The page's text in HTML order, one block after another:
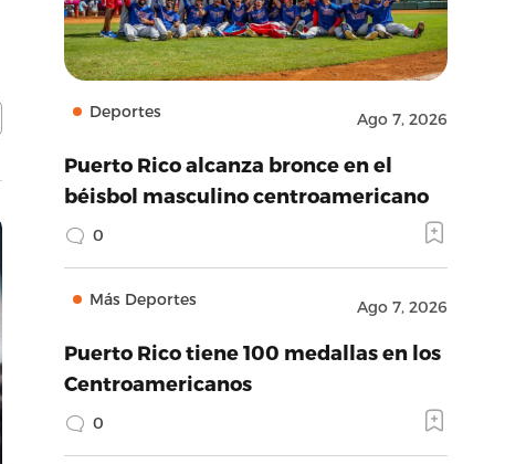
Deportes Ago 7, 2026
Puerto Rico alcanza bronce en el
béisbol masculino centroamericano
0
Más Deportes Ago 7, 2026
Puerto Rico tiene 100 medallas en los
Centroamericanos
0